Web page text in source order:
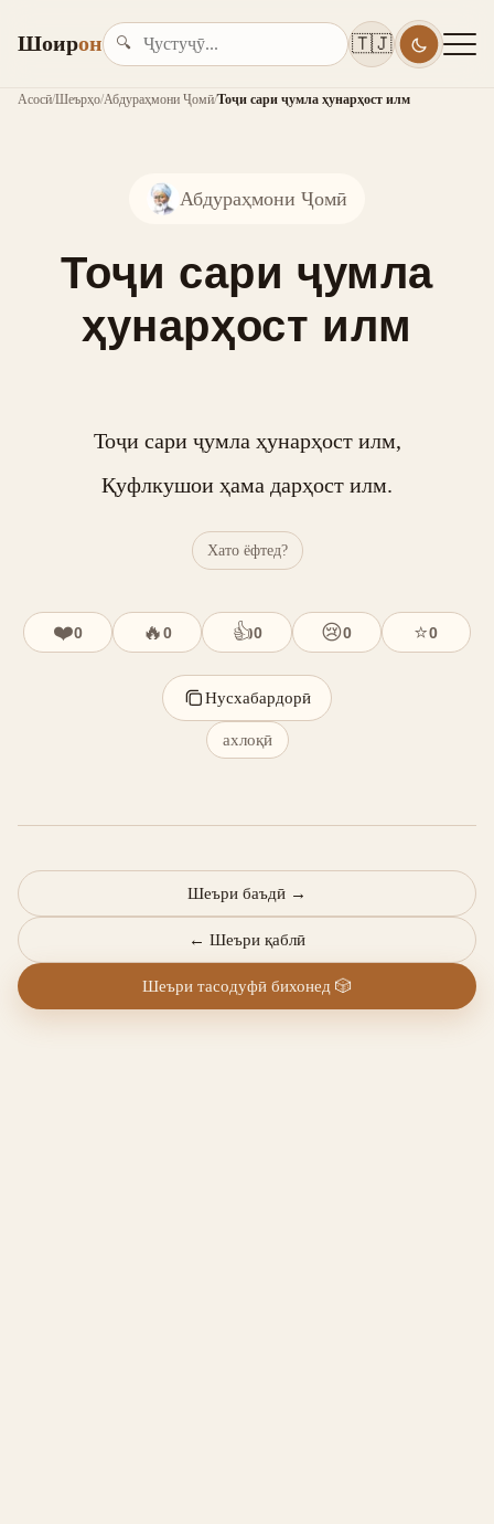
Шоирон 🔍 🇹🇯
Асосӣ/Шеърҳо/Абдураҳмони Ҷомӣ/Тоҷи сари ҷумла ҳунарҳост илм
Абдураҳмони Ҷомӣ
Тоҷи сари ҷумла
ҳунарҳост илм
Тоҷи сари ҷумла ҳунарҳост илм,
Қуфлкушои ҳама дарҳост илм.
Хато ёфтед?
❤️0 🔥0 👍0 😢0 ⭐0
Нусхабардорӣ
ахлоқӣ
← Шеъри қаблӣ
Шеъри баъдӣ →
Шеъри тасодуфӣ бихонед 🎲